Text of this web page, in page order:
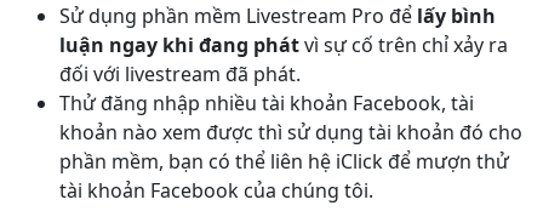
Sử dụng phần mềm Livestream Pro để lấy bình
luận ngay khi đang phátvì sự cố trên chỉ xảy ra
đối với livestream đã phát.
Thử đăng nhập nhiều tài khoản Facebook, tài
khoản nào xem được thì sử dụng tài khoản đó cho
phần mềm, bạn có thể liên hệ iClick để mượn thử
tài khoản Facebook của chúng tôi.